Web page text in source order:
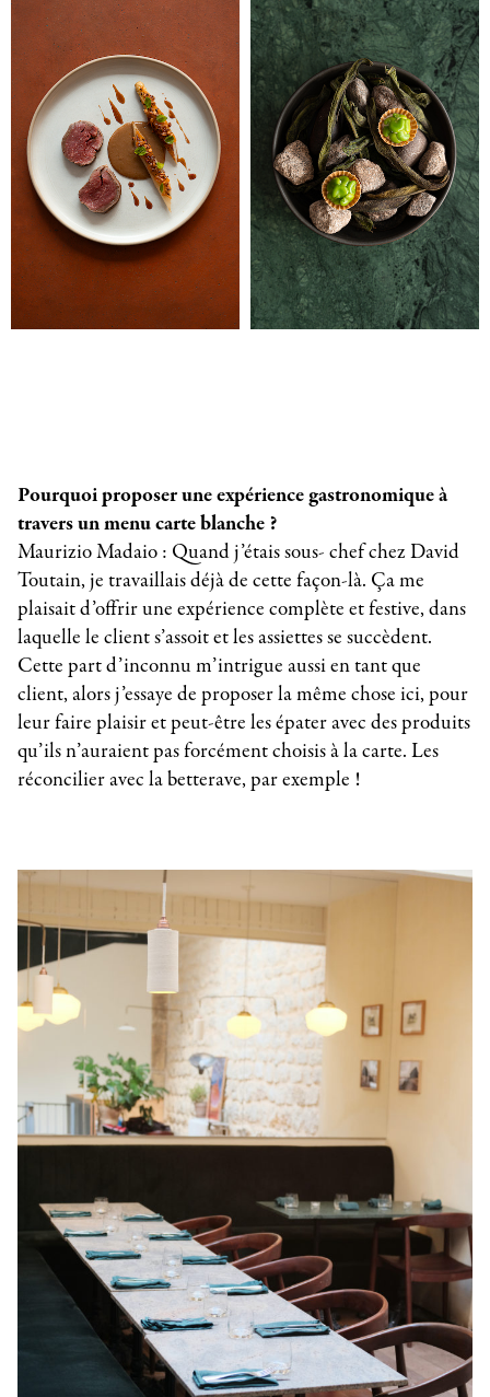
Pourquoi proposer une expérience gastronomique à
travers un menu carte blanche ?
Maurizio Madaio : Quand j’étais sous- chef chez David
Toutain, je travaillais déjà de cette façon-là. Ça me
plaisait d’offrir une expérience complète et festive, dans
laquelle le client s’assoit et les assiettes se succèdent.
Cette part d’inconnu m’intrigue aussi en tant que
client, alors j’essaye de proposer la même chose ici, pour
leur faire plaisir et peut-être les épater avec des produits
qu’ils n’auraient pas forcément choisis à la carte. Les
réconcilier avec la betterave, par exemple !